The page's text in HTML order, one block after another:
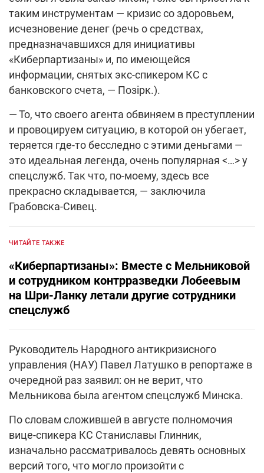
таким инструментам — кризис со здоровьем,
исчезновение денег (речь о средствах,
предназначавшихся для инициативы
«Киберпартизаны» и, по имеющейся
информации, снятых экс-спикером КС с
банковского счета, — Позірк.).
— То, что своего агента обвиняем в преступлении
и провоцируем ситуацию, в которой он убегает,
теряется где-то бесследно с этими деньгами —
это идеальная легенда, очень популярная <…> у
спецслужб. Так что, по-моему, здесь все
прекрасно складывается, — заключила
Грабовска-Сивец.
ЧИТАЙТЕ ТАКЖЕ
«Киберпартизаны»: Вместе с Мельниковой
и сотрудником контрразведки Лобеевым
на Шри-Ланку летали другие сотрудники
спецслужб
Руководитель Народного антикризисного
управления (НАУ) Павел Латушко в репортаже в
очередной раз заявил: он не верит, что
Мельникова была агентом спецслужб Минска.
По словам сложившей в августе полномочия
вице-спикера КС Станиславы Глинник,
изначально рассматривалось девять основных
версий того, что могло произойти с